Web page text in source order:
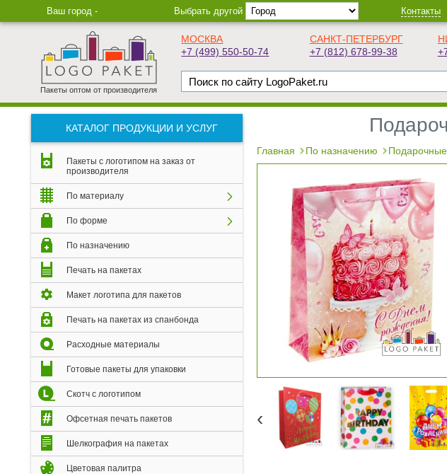
Ваш город - Выбрать другой Контакты
Пакеты оптом от производителя
МОСКВА
+7 (499) 550-50-74
САНКТ-ПЕТЕРБУРГ
+7 (812) 678-99-38
КАТАЛОГ ПРОДУКЦИИ И УСЛУГ
Пакеты с логотипом на заказ от
производителя
По материалу
По форме
По назначению
Печать на пакетах
Макет логотипа для пакетов
Печать на пакетах из спанбонда
Расходные материалы
Готовые пакеты для упаковки
Скотч с логотипом
Офсетная печать пакетов
Шелкография на пакетах
Цветовая палитра
Главная По назначению
‹